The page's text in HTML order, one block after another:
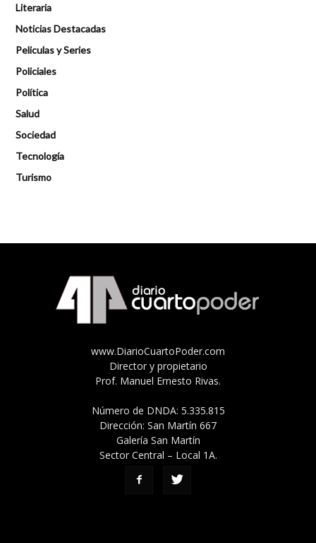
Literaria
Noticias Destacadas
Peliculas y Series
Policiales
Política
Salud
Sociedad
Tecnología
Turismo
www.DiarioCuartoPoder.com
Director y propietario
Prof. Manuel Ernesto Rivas.
Número de DNDA: 5.335.815
Dirección: San Martín 667
Galería San Martín
Sector Central – Local 1A.